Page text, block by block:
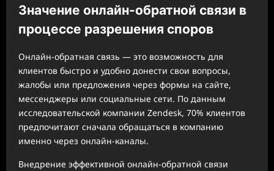
Значение онлайн-обратной связи в
процессе разрешения споров
Онлайн-обратная связь — это возможность для
клиентов быстро и удобно донести свои вопросы,
жалобы или предложения через формы на сайте,
мессенджеры или социальные сети. По данным
исследовательской компании Zendesk, 70% клиентов
предпочитают сначала обращаться в компанию
именно через онлайн-каналы.
Внедрение эффективной онлайн-обратной связи